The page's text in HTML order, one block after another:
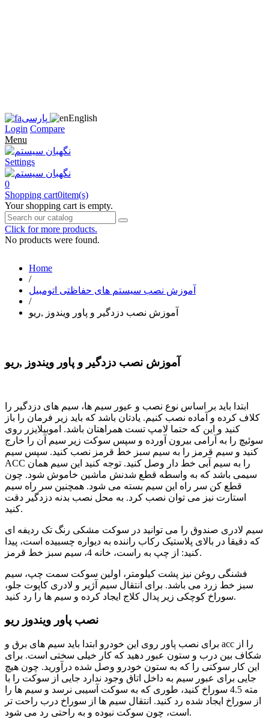
پارسی
English
Login Compare
Menu
Settings
0
Shopping cart0item(s)
Your shopping cart is empty.
Click for more products.
No products were found.
Home
/
آموزش نصب سیستم های حفاظتی اتومبیل
/
آموزش نصب دزدگیر و پاور ویندوز ,ریو
آموزش نصب دزدگیر و پاور ویندوز ,ریو
ابتدا باید بر اساس نوع نصب و عیور سیم ها، سیم های دزدگیر را
کلاف کرده و آماده نصب کنیم. یادتان باشد که باید زیر فرمان را باز
کنید و این که حتما لامپ تست همراهتان باشد. اموبیلایزر روی
سوئیچ را به آرامی بیرون آورده و سپس سوکت زیر سیم آن را خارج
کنید و سیم قرمز را به سیم سبز خط قرمز نصب کنید. سپس سیم
ACC را به سیم آبی خط دار وصل کنید. توجه کنید این سیم همان
سیمی باشد که به واسطه قطع شدنش ماشین خاموش شود. چون
قطع کن سر راه این سیم بسته می شود. همچنین سر راه سیم
استارت نیز می توان نصب کرد. به محل نصب بدنه دزدگیر دقت
کنید.
سیم لادری صندوق را می توانید در سوکت مشکی رنگ تک ردیفه ای
که دقیقا در بالای پلاستیک رکاب راننده به دیواره چسبیده است، پیدا
کنید: از چپ به راست، خانه 4، سیم سبز خط قرمز.
فشنگی روغن نیز پشت کیلومتر، اولین سوکت سمت چپ، سیم
سبز خط زرد می باشد. برای انتقال سیم آژیر و لادری کاپوت جلو،
سوراخ کوچکی زیر پدال کلاج ایجاد کرده و سیم ها را رد کنید.
نصب پاور ویندوز ریو
برای نصب پاور روی این خودرو ابتدا باید سیم های برق و acc را از
شکاف بین درب و ستون عبور دهید که کار خیلی سختی است. برای
این کار سوکتی را که به ستون خودرو وصل شده درآورید. چون هیچ
جایی برای عبور سیم به داخل اتاق وجود ندارد جایی از سوکت را با
مته 4.5 سوراخ کنید، طوری که به سوکت آسیبی نرسد و سیم ها را
از سوراخ ایجاد شده رد کنید. انتقال سیم ها از سوراخ درب راحت تر
است، چون سوکت نبوده و به راحتی رد می شود.